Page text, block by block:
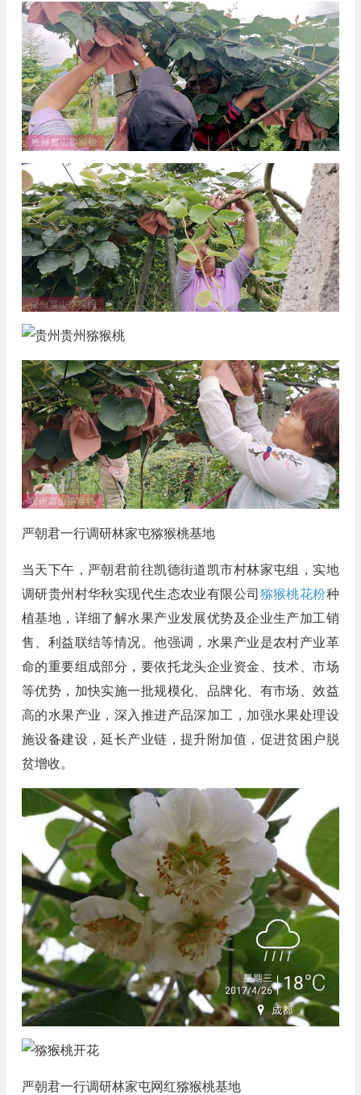
严朝君一行调研林家屯猕猴桃基地
当天下午，严朝君前往凯德街道凯市村林家屯组，实地
调研贵州村华秋实现代生态农业有限公司 猕猴桃花粉种
植基地，详细了解水果产业发展优势及企业生产加工销
售、利益联结等情况。他强调，水果产业是农村产业革
命的重要组成部分，要依托龙头企业资金、技术、市场
等优势，加快实施一批规模化、品牌化、有市场、效益
高的水果产业，深入推进产品深加工，加强水果处理设
施设备建设，延长产业链，提升附加值，促进贫困户脱
贫增收。
严朝君一行调研林家屯网红猕猴桃基地